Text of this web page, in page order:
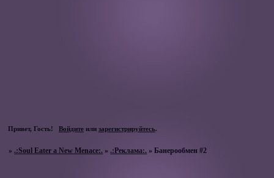
Привет, Гость! Войдитеили зарегистрируйтесь.
» .:Soul Eater a New Menace:. ».:Реклама:. »Банерообмен #2